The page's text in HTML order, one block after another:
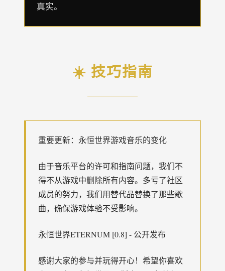
真实。
☀️ 技巧指南
重要更新：永恒世界游戏音乐的变化
由于音乐平台的许可和指南问题，我们不
得不从游戏中删除所有内容。多亏了社区
成员的努力，我们用替代品替换了那些歌
曲，确保游戏体验不受影响。
永恒世界ETERNUM [0.8] - 公开发布
感谢大家的参与并玩得开心！希望你喜欢